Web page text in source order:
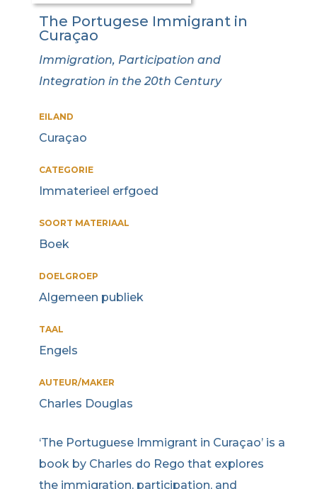
The Portugese Immigrant in
Curaçao
Immigration, Participation and
Integration in the 20th Century
EILAND
Curaçao
CATEGORIE
Immaterieel erfgoed
SOORT MATERIAAL
Boek
DOELGROEP
Algemeen publiek
TAAL
Engels
AUTEUR/MAKER
Charles Douglas
‘The Portuguese Immigrant in Curaçao’ is a
book by Charles do Rego that explores
the immigration, participation, and